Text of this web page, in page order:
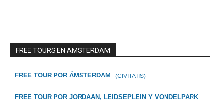
FREE TOURS EN AMSTERDAM
FREE TOUR POR ÁMSTERDAM (CIVITATIS)
FREE TOUR POR JORDAAN, LEIDSEPLEIN Y VONDELPARK